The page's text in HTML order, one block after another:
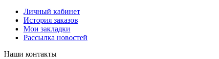
Личный кабинет
История заказов
Мои закладки
Рассылка новостей
Наши контакты